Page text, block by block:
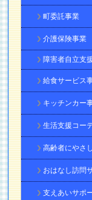
町委託事業
介護保険事業
障害者自立支
給食サービス
キッチンカー
生活支援コー
高齢者にやさ
おはなし訪問
支えあいサポ